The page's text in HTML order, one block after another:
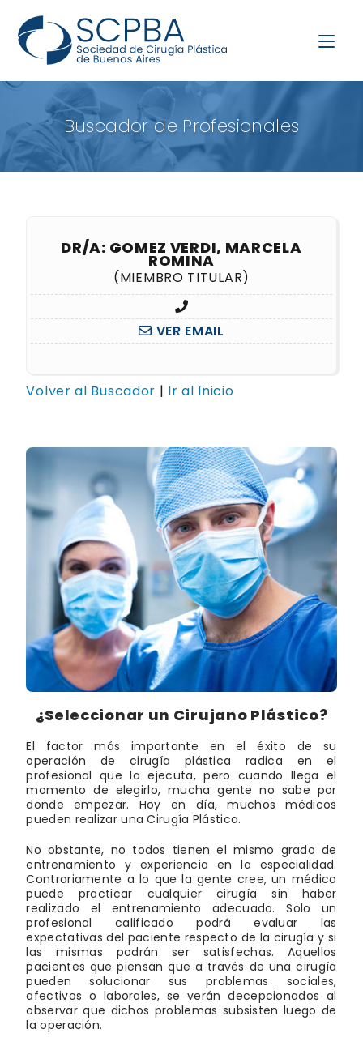
Buscador de Profesionales
DR/A: GOMEZ VERDI, MARCELA
ROMINA
(MIEMBRO TITULAR)
VER EMAIL
Volver al Buscador | Ir al Inicio
¿Seleccionar un Cirujano Plástico?
El factor más importante en el éxito de su
operación de cirugía plástica radica en el
profesional que la ejecuta, pero cuando llega el
momento de elegirlo, mucha gente no sabe por
donde empezar. Hoy en día, muchos médicos
pueden realizar una Cirugía Plástica.
No obstante, no todos tienen el mismo grado de
entrenamiento y experiencia en la especialidad.
Contrariamente a lo que la gente cree, un médico
puede practicar cualquier cirugía sin haber
realizado el entrenamiento adecuado. Solo un
profesional calificado podrá evaluar las
expectativas del paciente respecto de la cirugía y si
las mismas podrán ser satisfechas. Aquellos
pacientes que piensan que a través de una cirugía
pueden solucionar sus problemas sociales,
afectivos o laborales, se verán decepcionados al
observar que dichos problemas subsisten luego de
la operación.